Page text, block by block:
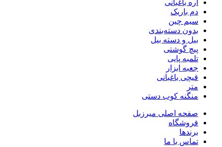
اره باغبانی
دم باریک
سیم چین
بدون دسته‌بندی
بیل و دسته بیل
پیچ گوشتی
تلمبه پایی
جعبه ابزار
قیچی باغبانی
متر
منگنه کوب دستی
صفحه اصلی میرزبل
فروشگاه
برندها
تماس با ما